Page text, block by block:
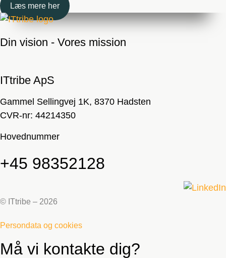
Læs mere her
Din vision - Vores mission
ITtribe ApS
Gammel Sellingvej 1K, 8370 Hadsten
CVR-nr: 44214350
Hovednummer
+45 98352128
© ITtribe – 2026
Persondata og cookies
Må vi kontakte dig?